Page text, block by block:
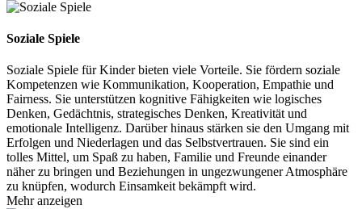
Soziale Spiele
Soziale Spiele für Kinder bieten viele Vorteile. Sie fördern soziale
Kompetenzen wie Kommunikation, Kooperation, Empathie und
Fairness. Sie unterstützen kognitive Fähigkeiten wie logisches
Denken, Gedächtnis, strategisches Denken, Kreativität und
emotionale Intelligenz. Darüber hinaus stärken sie den Umgang mit
Erfolgen und Niederlagen und das Selbstvertrauen. Sie sind ein
tolles Mittel, um Spaß zu haben, Familie und Freunde einander
näher zu bringen und Beziehungen in ungezwungener Atmosphäre
zu knüpfen, wodurch Einsamkeit bekämpft wird.
Mehr anzeigen